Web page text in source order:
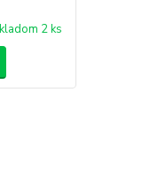
2 ks